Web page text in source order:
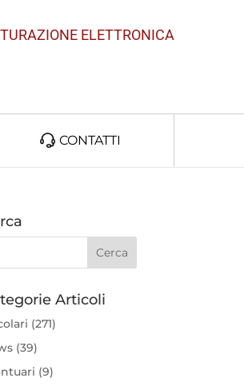
ELETTRONICA
CONTATTI
Articoli
(271)
(39)
(9)